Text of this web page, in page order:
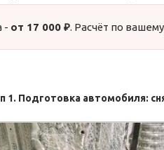
- от 17 000 ₽. Расчёт по
1. Подготовка автомобиля: